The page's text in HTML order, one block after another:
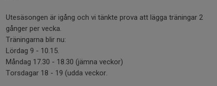
Utesäsongen är igång och vi tänkte prova att lägga träningar 2
gånger per vecka.
Träningarna blir nu:
Lördag 9 - 10.15.
Måndag 17.30 - 18.30 (jämna veckor)
Torsdagar 18 - 19 (udda veckor.